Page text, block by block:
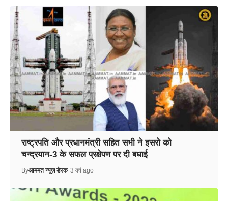
राष्ट्रपति और प्रधानमंत्री सहित सभी ने इसरो को
चन्द्रयान-3 के सफल प्रक्षेपण पर दी बधाई
Byआममत न्यूज़ डेस्क 3 वर्ष ago